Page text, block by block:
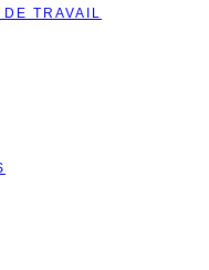
TRAVAIL